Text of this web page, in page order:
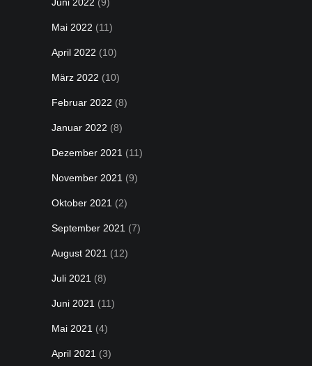
Mai 2022 (11)
April 2022 (10)
März 2022 (10)
Februar 2022 (8)
Januar 2022 (8)
Dezember 2021 (11)
November 2021 (9)
Oktober 2021 (2)
September 2021 (7)
August 2021 (12)
Juli 2021 (8)
Juni 2021 (11)
Mai 2021 (4)
April 2021 (3)